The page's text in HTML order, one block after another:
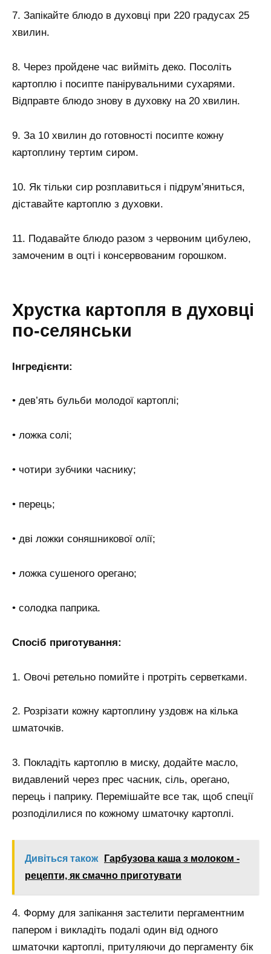
7. Запікайте блюдо в духовці при 220 градусах 25
хвилин.
8. Через пройдене час вийміть деко. Посоліть
картоплю і посипте панірувальними сухарями.
Відправте блюдо знову в духовку на 20 хвилин.
9. За 10 хвилин до готовності посипте кожну
картоплину тертим сиром.
10. Як тільки сир розплавиться і підрум’яниться,
діставайте картоплю з духовки.
11. Подавайте блюдо разом з червоним цибулею,
замоченим в оцті і консервованим горошком.
Хрустка картопля в духовці
по-селянськи
Інгредієнти:
• дев’ять бульби молодої картоплі;
• ложка солі;
• чотири зубчики часнику;
• перець;
• дві ложки соняшникової олії;
• ложка сушеного орегано;
• солодка паприка.
Спосіб приготування:
1. Овочі ретельно помийте і протріть серветками.
2. Розрізати кожну картоплину уздовж на кілька
шматочків.
3. Покладіть картоплю в миску, додайте масло,
видавлений через прес часник, сіль, орегано,
перець і паприку. Перемішайте все так, щоб спеції
розподілилися по кожному шматочку картоплі.
Дивіться також
Гарбузова каша з молоком -
рецепти, як смачно приготувати
4. Форму для запікання застелити пергаментним
папером і викладіть подалі один від одного
шматочки картоплі, притуляючи до пергаменту бік